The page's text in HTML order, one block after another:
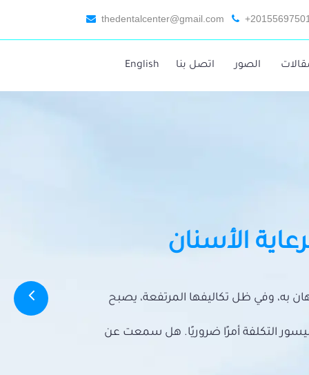
thedentalcenter@gmail.com
الصور اتصل بنا English
الأسنان
به، وفي ظل تكاليفها المرتفعة، يصبح
التكلفة أمرًا ضروريًا. هل سمعت عن